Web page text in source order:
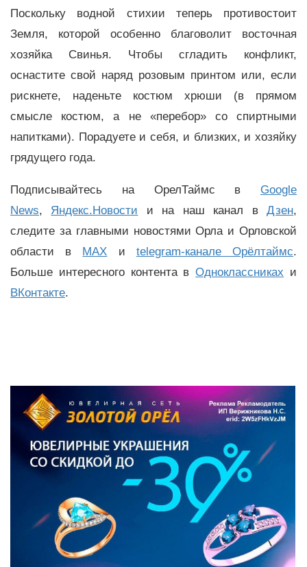
Поскольку водной стихии теперь противостоит
Земля, которой особенно благоволит восточная
хозяйка Свинья. Чтобы сгладить конфликт,
оснастите свой наряд розовым принтом или, если
рискнете, наденьте костюм хрюши (в прямом
смысле костюм, а не «перебор» со спиртными
напитками). Порадуете и себя, и близких, и хозяйку
грядущего года.
Подписывайтесь на ОрелТаймс в Google
News, Яндекс.Новости и на наш канал вДзен,
следите за главными новостями Орла и Орловской
области в MAX и telegram-канале Орёлтаймс.
Больше интересного контента вОдноклассниках и
ВКонтакте.